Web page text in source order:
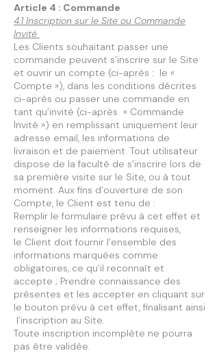
Article 4 : Commande
4.1 Inscription sur le Site ou Commande
Invité
Les Clients souhaitant passer une
commande peuvent s’inscrire sur le Site
et ouvrir un compte (ci-après : le «
Compte »), dans les conditions décrites
ci-après ou passer une commande en
tant qu’invité (ci-après « Commande
Invité ») en remplissant uniquement leur
adresse email, les informations de
livraison et de paiement. Tout utilisateur
dispose de la faculté de s’inscrire lors de
sa première visite sur le Site, ou à tout
moment. Aux fins d’ouverture de son
Compte, le Client est tenu de :
Remplir le formulaire prévu à cet effet et
renseigner les informations requises,
le Client doit fournir l’ensemble des
informations marquées comme
obligatoires, ce qu’il reconnaît et
accepte ; Prendre connaissance des
présentes et les accepter en cliquant sur
le bouton prévu à cet effet, finalisant ainsi
l’inscription au Site.
Toute inscription incomplète ne pourra
pas être validée.